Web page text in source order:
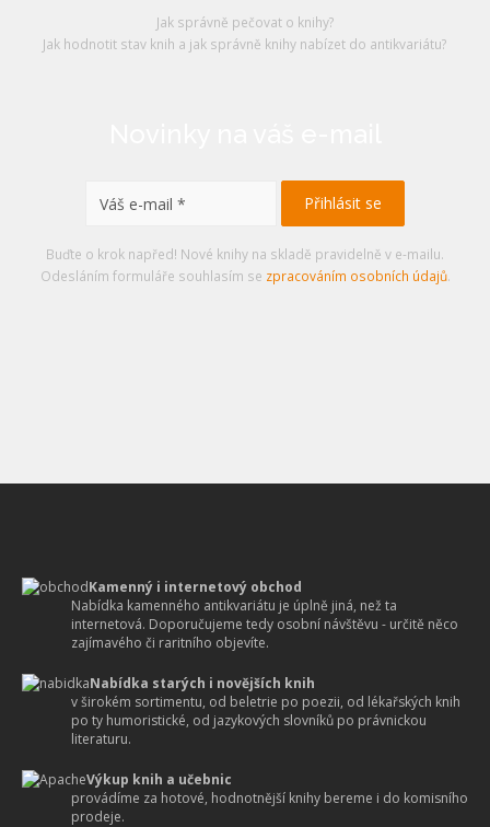
Jak správně pečovat o knihy?
Jak hodnotit stav knih a jak správně knihy nabízet do antikvariátu?
Buďte o krok napřed! Nové knihy na skladě pravidelně v e-mailu.
Odesláním formuláře souhlasím se zpracováním osobních údajů.
Kamenný i internetový obchod
Nabídka kamenného antikvariátu je úplně jiná, než ta
internetová. Doporučujeme tedy osobní návštěvu - určitě něco
zajímavého či raritního objevíte.
Nabídka starých i novějších knih
v širokém sortimentu, od beletrie po poezii, od lékařských knih
po ty humoristické, od jazykových slovníků po právnickou
literaturu.
Výkup knih a učebnic
provádíme za hotové, hodnotnější knihy bereme i do komisního
prodeje.